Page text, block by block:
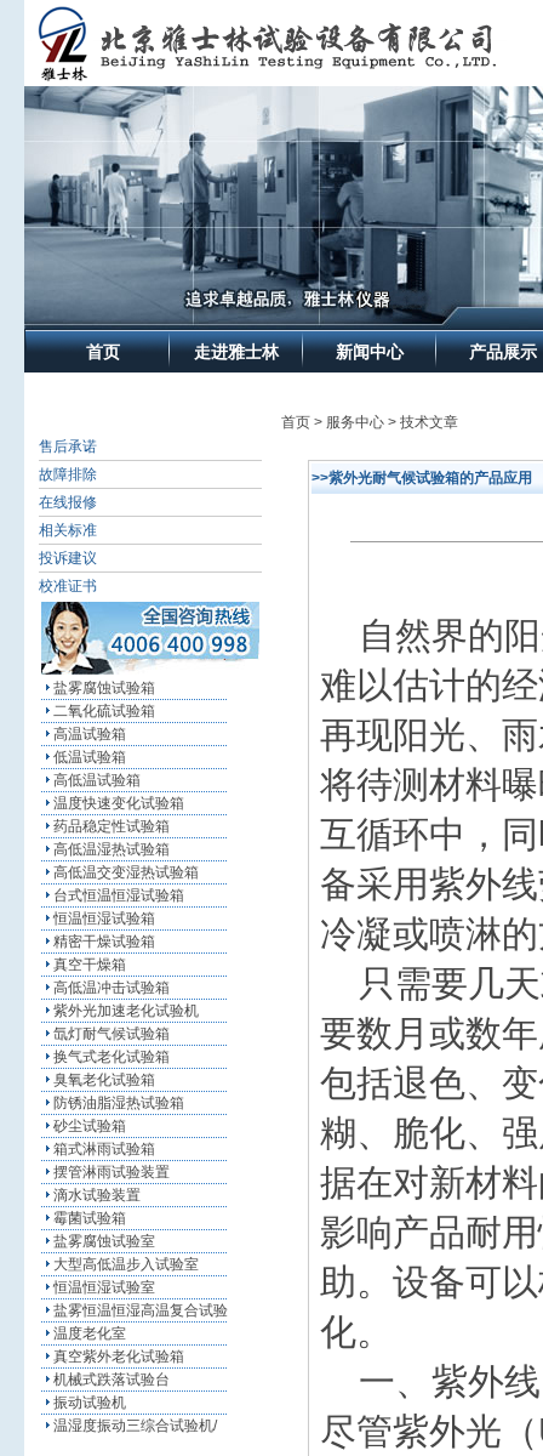
首页 走进雅士林 新闻中心 产品展示
售后承诺
故障排除
在线报修
相关标准
投诉建议
校准证书
盐雾腐蚀试验箱
二氧化硫试验箱
高温试验箱
低温试验箱
高低温试验箱
温度快速变化试验箱
药品稳定性试验箱
高低温湿热试验箱
高低温交变湿热试验箱
台式恒温恒湿试验箱
恒温恒湿试验箱
精密干燥试验箱
真空干燥箱
高低温冲击试验箱
紫外光加速老化试验机
氙灯耐气候试验箱
换气式老化试验箱
臭氧老化试验箱
防锈油脂湿热试验箱
砂尘试验箱
箱式淋雨试验箱
摆管淋雨试验装置
滴水试验装置
霉菌试验箱
盐雾腐蚀试验室
大型高低温步入试验室
恒温恒湿试验室
盐雾恒温恒湿高温复合试验
温度老化室
真空紫外老化试验箱
机械式跌落试验台
振动试验机
温湿度振动三综合试验机/
首页 > 服务中心 > 技术文章
>>紫外光耐气候试验箱的产品应用
自然界的阳
难以估计的
再现阳光、
将待测材料
互循环中，
备采用紫外
冷凝或喷淋
只需要几天
要数月或数
包括退色、
糊、脆化、
据在对新材
影响产品耐
助。设备可
化。
一、紫外线
尽管紫外光